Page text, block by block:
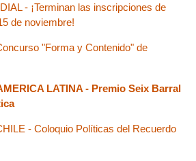
- ¡Terminan las inscripciones de
de noviembre!
"Forma y Contenido" de
LATINA - Premio Seix Barral
- Coloquio Políticas del Recuerdo